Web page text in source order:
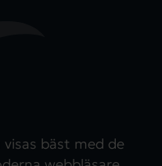
bäst med de